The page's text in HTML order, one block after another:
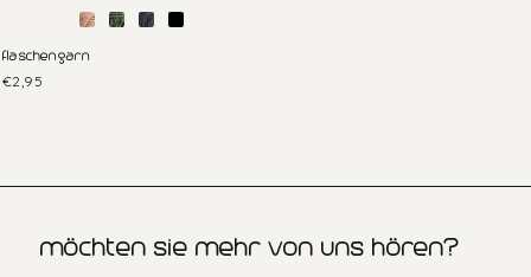
flaschengarn
€2,95
möchten sie mehr von uns hören?